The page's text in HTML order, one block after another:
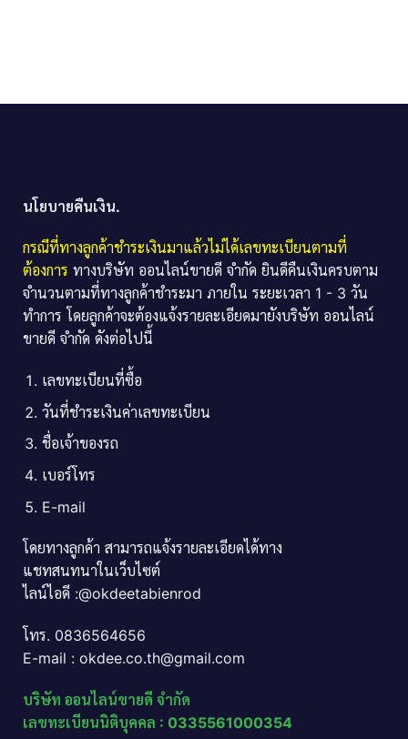
นโยบายคืนเงิน.
กรณีที่ทางลูกค้าชำระเงินมาแล้วไม่ได้เลขทะเบียนตามที่
ต้องการ ทางบริษัท ออนไลน์ขายดี จำกัด ยินดีคืนเงินครบตาม
จำนวนตามที่ทางลูกค้าชำระมา ภายใน ระยะเวลา 1 - 3 วัน
ทำการ โดยลูกค้าจะต้องแจ้งรายละเอียดมายังบริษัท ออนไลน์
ขายดี จำกัด ดังต่อไปนี้
เลขทะเบียนที่ซื้อ
วันที่ชำระเงินค่าเลขทะเบียน
ชื่อเจ้าของรถ
เบอร์โทร
E-mail
โดยทางลูกค้า สามารถแจ้งรายละเอียดได้ทาง
แชทสนทนาในเว็บไซต์
ไลน์ไอดี :@okdeetabienrod
โทร. 0836564656
E-mail : okdee.co.th@gmail.com
บริษัท ออนไลน์ขายดี จำกัด
เลขทะเบียนนิติบุคคล : 0335561000354